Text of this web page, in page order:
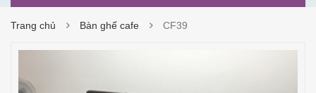
Trang chủ Bàn ghế cafe CF39